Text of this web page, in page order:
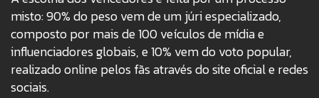
misto: 90% do peso vem de um júri especializado,
composto por mais de 100 veículos de mídia e
influenciadores globais, e 10% vem do voto popular,
realizado online pelos fãs através do site oficial e redes
sociais.